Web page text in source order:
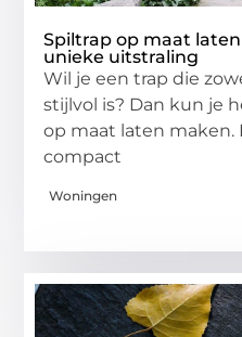
Spiltrap op maat
unieke uitstraling
Wil je een trap die
stijlvol is? Dan kun je
op maat laten maken.
compact
Woningen